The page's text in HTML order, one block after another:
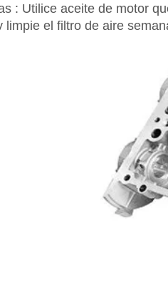
: Utilice aceite de motor
limpie el filtro de aire